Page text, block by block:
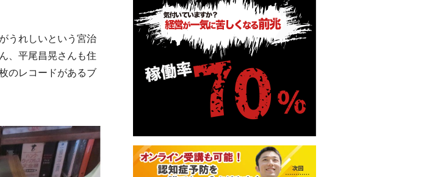
うれしいという宮治
、平尾昌晃さんも住
のレコードがあるブ